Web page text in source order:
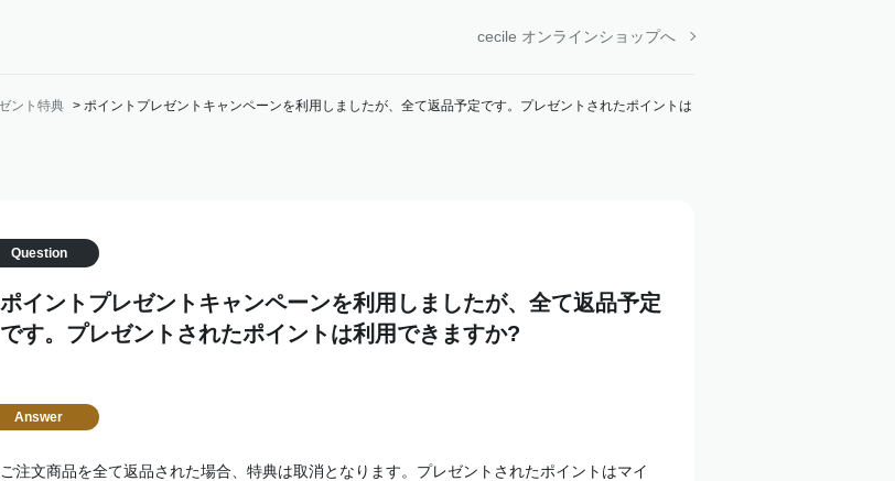
cecile オンラインショップへ
ント特典 > ポイントプレゼントキャンペーンを利用しましたが、全て返品予定です。プレゼントされたポイントは
ポイントプレゼントキャンペーンを利用しましたが、全て返品予定
です。プレゼントされたポイントは利用できますか?
ご注文商品を全て返品された場合、特典は取消となります。プレゼントされたポイントはマイ